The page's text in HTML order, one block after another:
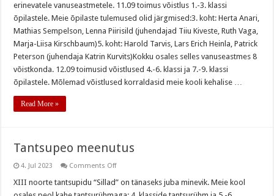
erinevatele vanuseastmetele. 11.09 toimus võistlus 1.-3. klassi
õpilastele. Meie õpilaste tulemused olid järgmised:3. koht: Herta Anari,
Mathias Sempelson, Lenna Piirisild (juhendajad Tiiu Kiveste, Ruth Vaga,
Marja-Liisa Kirschbaum)5. koht: Harold Tarvis, Lars Erich Heinla, Patrick
Peterson (juhendaja Katrin Kurvits)Kokku osales selles vanuseastmes 8
võistkonda. 12.09 toimusid võistlused 4.-6. klassi ja 7.-9. klassi
õpilastele. Mõlemad võistlused korraldasid meie kooli kehalise …
Read More »
Tantsupeo meenutus
4. Jul 2023 Comments Offon
XIII noorte tantsupidu “Sillad” on tänaseks juba minevik. Meie kool